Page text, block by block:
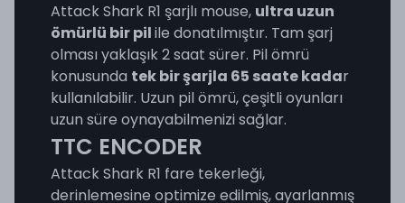
Attack Shark R1 şarjlı mouse, ultra uzun
ömürlü bir pilile donatılmıştır. Tam şarj
olması yaklaşık 2 saat sürer. Pil ömrü
konusunda tek bir şarjla 65 saate kadar
kullanılabilir. Uzun pil ömrü, çeşitli oyunları
uzun süre oynayabilmenizi sağlar.
TTC ENCODER
Attack Shark R1 fare tekerleği,
derinlemesine optimize edilmiş, ayarlanmış